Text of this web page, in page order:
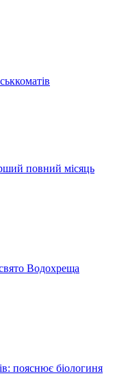
повний місяць
Водохреща
пояснює біологиня